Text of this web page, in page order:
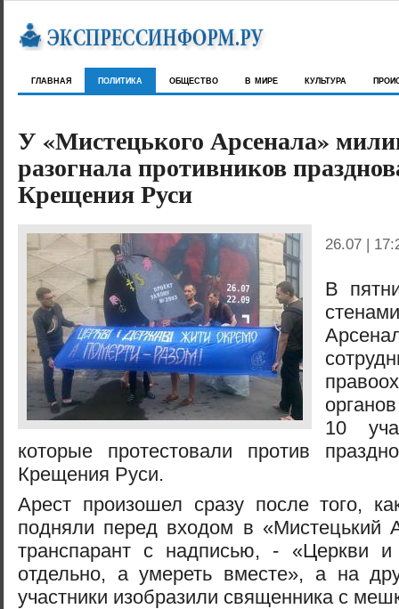
главная политика общество в мире культура
У «Мистецького Арсенала»
разогнала противников
Крещения Руси
26.07 |
В
10
которые протестовали против
Крещения Руси.
Арест произошел сразу после того,
подняли перед входом в «Мистецький
транспарант с надписью, - «Церкви и
отдельно, а умереть вместе», а на
участники изобразили священника с